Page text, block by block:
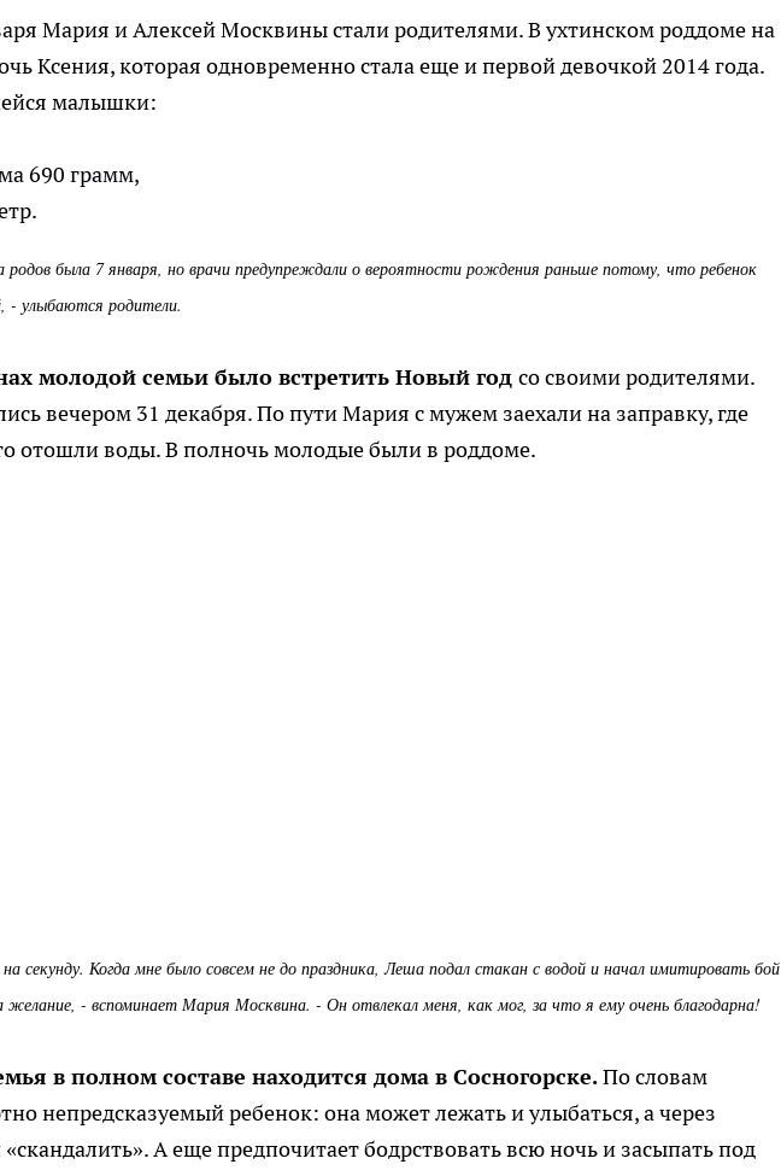
Мария и Алексей Москвины стали родителями. В ухтинском роддоме на
Ксения, которая одновременно стала еще и первой девочкой 2014 года.
малышки:
690 грамм,
была 7 января, но врачи предупреждали о вероятности рождения раньше потому, что ребенок
- улыбаются родители.
молодой семьи было встретить Новый год со своими родителями.
вечером 31 декабря. По пути Мария с мужем заехали на заправку, где
отошли воды. В полночь молодые были в роддоме.
секунду. Когда мне было совсем не до праздника, Леша подал стакан с водой и начал имитировать бой
желание, - вспоминает Мария Москвина. - Он отвлекал меня, как мог, за что я ему очень благодарна!
в полном составе находится дома в Сосногорске.По словам
непредсказуемый ребенок: она может лежать и улыбаться, а через
А еще предпочитает бодрствовать всю ночь и засыпать под